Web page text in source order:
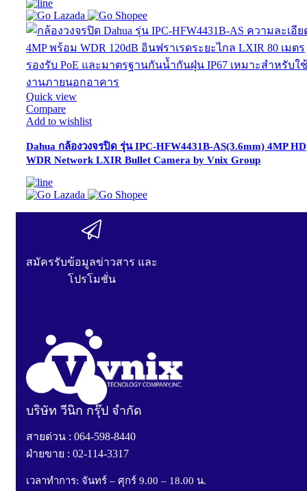
Quick view
Compare
Add to wishlist
Dahua กล้องวงจรปิด รุ่น IPC-HFW4431B-AS(3.6mm) 4MP HD
WDR Network LXIR Bullet Camera by Vnix Group
สมัครรับข้อมูลข่าวสาร และ
โปรโมชั่น
บริษัท วีนิก กรุ๊ป จำกัด
สายด่วน : 064-598-8440
ฝ่ายขาย : 02-114-3317
เวลาทำการ: จันทร์ – ศุกร์ 9.00 – 18.00 น.